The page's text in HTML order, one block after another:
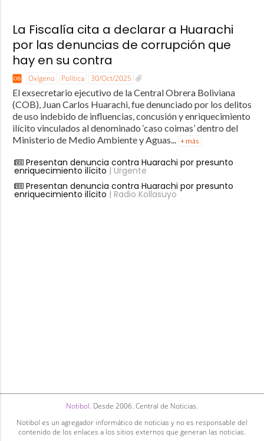
La Fiscalía cita a declarar a Huarachi
por las denuncias de corrupción que
hay en su contra
Oxígeno Política 30/Oct/2025
El exsecretario ejecutivo de la Central Obrera Boliviana
(COB), Juan Carlos Huarachi, fue denunciado por los delitos
de uso indebido de influencias, concusión y enriquecimiento
ilícito vinculados al denominado ‘caso coimas’ dentro del
Ministerio de Medio Ambiente y Aguas... + más
Presentan denuncia contra Huarachi por presunto
enriquecimiento ilícito | Urgente
Presentan denuncia contra Huarachi por presunto
enriquecimiento ilícito | Radio Kollasuyo
Notibol. Desde 2006. Central de Noticias.
Notibol es un agregador informático de noticias y no es responsable del
contenido de los enlaces a los sitios externos que generan las noticias.